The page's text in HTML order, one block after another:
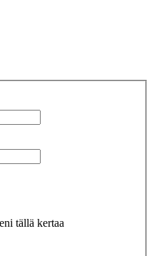
tällä kertaa